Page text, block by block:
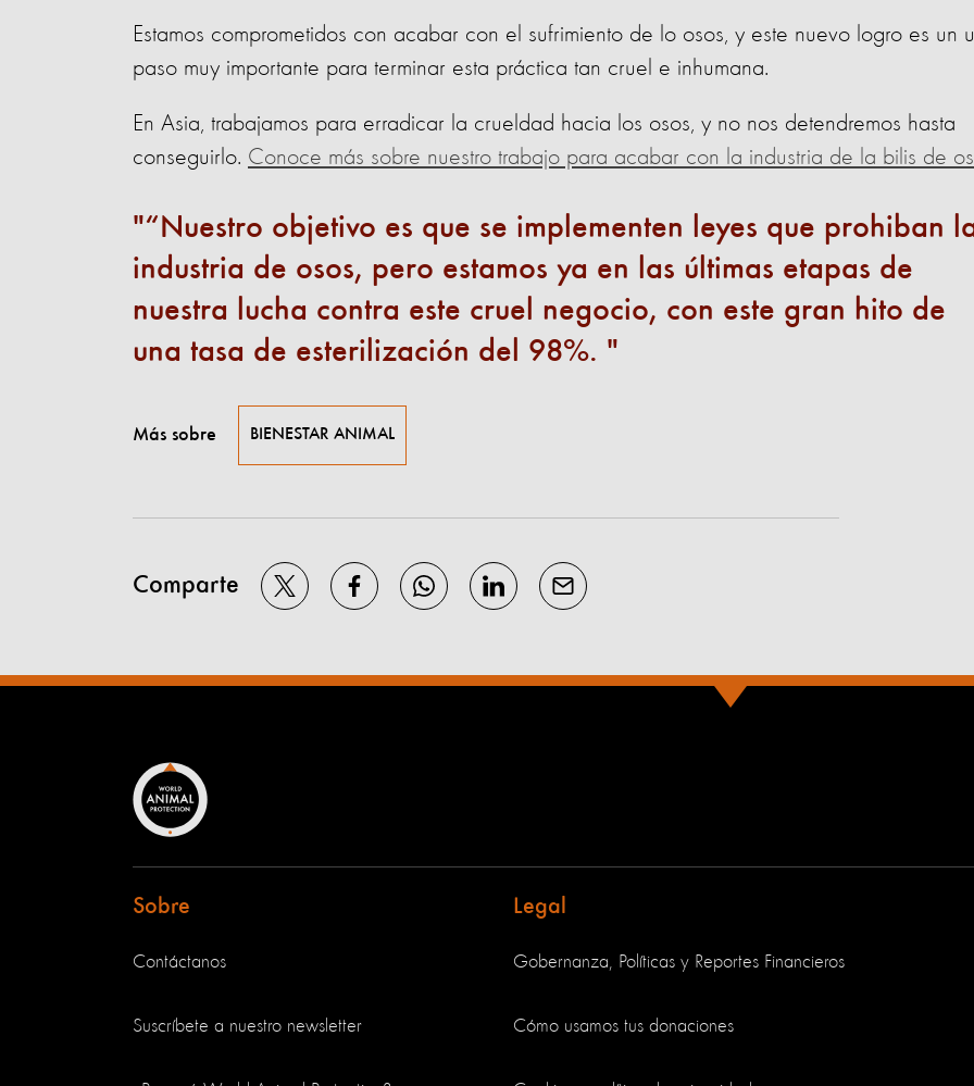
Estamos comprometidos con acabar con el sufrimiento de lo osos, y este nuevo logro es un
paso muy importante para terminar esta práctica tan cruel e inhumana.
En Asia, trabajamos para erradicar la crueldad hacia los osos, y no nos detendremos hasta
conseguirlo. Conoce más sobre nuestro trabajo para acabar con la industria de la bilis de
“Nuestro objetivo es que se implementen leyes que prohiban
industria de osos, pero estamos ya en las últimas etapas de
nuestra lucha contra este cruel negocio, con este gran hito de
una tasa de esterilización del 98%.
Más sobre BIENESTAR ANIMAL
Comparte
Sobre
Contáctanos
Suscríbete a nuestro newsletter
Legal
Gobernanza, Políticas y Reportes Financieros
Cómo usamos tus donaciones